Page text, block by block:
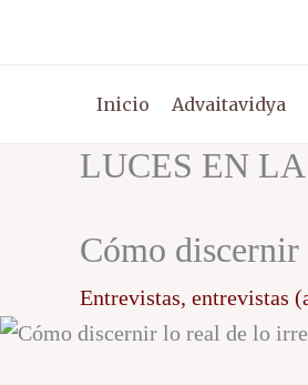
Inicio Advaitavidya
LUCES EN
Cómo
Entrevistas, entrevistas